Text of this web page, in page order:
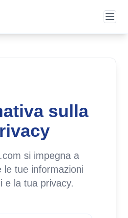
sulla
si impegna a
le tue informazioni
e la tua privacy.